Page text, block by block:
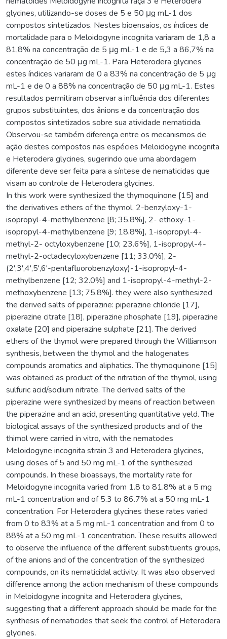
glycines, utilizando-se doses de 5 e 50 μg mL-1 dos
compostos sintetizados. Nestes bioensaios, os índices de
mortalidade para o Meloidogyne incognita variaram de 1,8 a
81,8% na concentração de 5 μg mL-1 e de 5,3 a 86,7% na
concentração de 50 μg mL-1. Para Heterodera glycines
estes índices variaram de 0 a 83% na concentração de 5 μg
mL-1 e de 0 a 88% na concentração de 50 μg mL-1. Estes
resultados permitiram observar a influência dos diferentes
grupos substituintes, dos ânions e da concentração dos
compostos sintetizados sobre sua atividade nematicida.
Observou-se também diferença entre os mecanismos de
ação destes compostos nas espécies Meloidogyne incognita
e Heterodera glycines, sugerindo que uma abordagem
diferente deve ser feita para a síntese de nematicidas que
visam ao controle de Heterodera glycines.
In this work were synthesized the thymoquinone [15] and
the derivatives ethers of the thymol, 2-benzyloxy-1-
isopropyl-4-methylbenzene [8; 35.8%], 2- ethoxy-1-
isopropyl-4-methylbenzene [9; 18.8%], 1-isopropyl-4-
methyl-2- octyloxybenzene [10; 23.6%], 1-isopropyl-4-
methyl-2-octadecyloxybenzene [11; 33.0%], 2-
(2',3',4',5',6'-pentafluorobenzyloxy)-1-isopropyl-4-
methylbenzene [12; 32.0%] and 1-isopropyl-4-methyl-2-
methoxybenzene [13; 75.8%]. they were also synthesized
the derived salts of piperazine: piperazine chloride [17],
piperazine citrate [18], piperazine phosphate [19], piperazine
oxalate [20] and piperazine sulphate [21]. The derived
ethers of the thymol were prepared through the Williamson
synthesis, between the thymol and the halogenates
compounds aromatics and aliphatics. The thymoquinone [15]
was obtained as product of the nitration of the thymol, using
sulfuric acid/sodium nitrate. The derived salts of the
piperazine were synthesized by means of reaction between
the piperazine and an acid, presenting quantitative yeld. The
biological assays of the synthesized products and of the
thimol were carried in vitro, with the nematodes
Meloidogyne incognita strain 3 and Heterodera glycines,
using doses of 5 and 50 mg mL-1 of the synthesized
compounds. In these bioassays, the mortality rate for
Meloidogyne incognita varied from 1.8 to 81.8% at a 5 mg
mL-1 concentration and of 5.3 to 86.7% at a 50 mg mL-1
concentration. For Heterodera glycines these rates varied
from 0 to 83% at a 5 mg mL-1 concentration and from 0 to
88% at a 50 mg mL-1 concentration. These results allowed
to observe the influence of the different substituents groups,
of the anions and of the concentration of the synthesized
compounds, on its nematicidal activity. It was also observed
difference among the action mechanism of these compounds
in Meloidogyne incognita and Heterodera glycines,
suggesting that a different approach should be made for the
synthesis of nematicides that seek the control of Heterodera
glycines.